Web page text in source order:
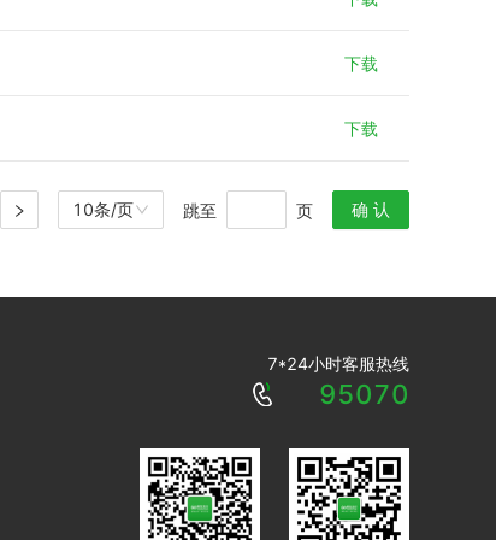
下载
下载
10条/页 跳至 页 确 认
7*24小时客服热线
95070